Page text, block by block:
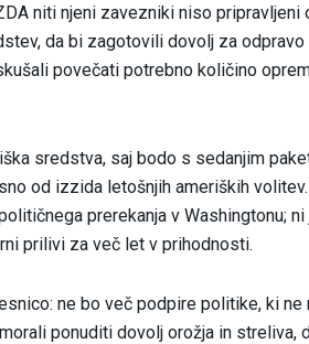
niti njeni zavezniki niso pripravljeni
da bi zagotovili dovolj za odpravo
povečati potrebno količino
sredstva, saj bodo s sedanjim
od izzida letošnjih ameriških
prerekanja v Washingtonu; ni
prilivi za več let v prihodnosti.
ne bo več podpire politike, ki ne
ponuditi dovolj orožja in streliva,